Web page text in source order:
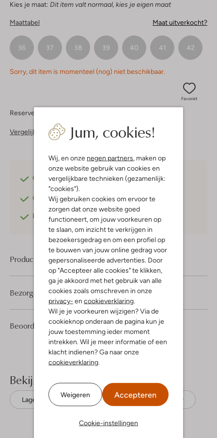
Jum, cookies!
Wij, en onze negen partners, maken op
onze website gebruik van cookies en
vergelijkbare technieken (gezamenlijk:
"cookies").
Wij gebruiken cookies om ervoor te
zorgen dat onze website goed
functioneert, om jouw voorkeuren op
te slaan, om inzicht te verkrijgen in
bezoekersgedrag en om een profiel op
te bouwen van jouw online gedrag voor
gepersonaliseerde advertenties. Door
op "Accepteer alle cookies" te klikken,
ga je akkoord met het gebruik van alle
cookies zoals omschreven in onze
privacy- en cookieverklaring.
Wil je je voorkeuren wijzigen? Via de
cookieknop onderaan de pagina kun je
jouw toestemming ieder moment
intrekken. Wil je meer informatie of een
klacht indienen? Ga naar onze
cookieverklaring.
Weigeren Accepteren
Cookie-instellingen
Kies je maat: Dit item valt normaal, kies je eigen maat
Maattabel Maat uitverkocht?
36 37 38 39 40 41 42
Sorry, dit item is momenteel (nog) niet beschikbaar.
Favoriet
Reserveer direct in een van onze 37 boutiques
Vergelijkbare items
Gratis verzendingvanaf €75,-
Gratis retournerenbinnen 30 dagen*
Betaal achteraf met Klarna
Product informatie
Beoordelingen (6) 4 /5
6
4
Sterren
Bezorgen & retourneren
Bekijk meer
Lage sneakers Tommy Hilfiger Leer